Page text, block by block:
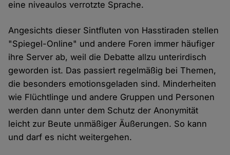
eine niveaulos verrotzte Sprache.
Angesichts dieser Sintfluten von Hasstiraden stellen
"Spiegel-Online" und andere Foren immer häufiger
ihre Server ab, weil die Debatte allzu unterirdisch
geworden ist. Das passiert regelmäßig bei Themen,
die besonders emotionsgeladen sind. Minderheiten
wie Flüchtlinge und andere Gruppen und Personen
werden dann unter dem Schutz der Anonymität
leicht zur Beute unmäßiger Äußerungen. So kann
und darf es nicht weitergehen.